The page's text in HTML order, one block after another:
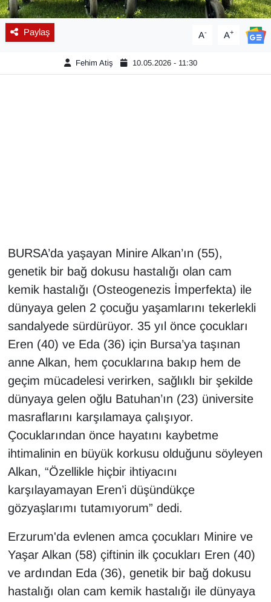
Paylaş A- A+
Fehim Atiş 10.05.2026 - 11:30
BURSA’da yaşayan Minire Alkan’ın (55),
genetik bir bağ dokusu hastalığı olan cam
kemik hastalığı (Osteogenezis İmperfekta) ile
dünyaya gelen 2 çocuğu yaşamlarını tekerlekli
sandalyede sürdürüyor. 35 yıl önce çocukları
Eren (40) ve Eda (36) için Bursa’ya taşınan
anne Alkan, hem çocuklarına bakıp hem de
geçim mücadelesi verirken, sağlıklı bir şekilde
dünyaya gelen oğlu Batuhan’ın (23) üniversite
masraflarını karşılamaya çalışıyor.
Çocuklarından önce hayatını kaybetme
ihtimalinin en büyük korkusu olduğunu söyleyen
Alkan, “Özellikle hiçbir ihtiyacını
karşılayamayan Eren’i düşündükçe
gözyaşlarımı tutamıyorum” dedi.
Erzurum'da evlenen amca çocukları Minire ve
Yaşar Alkan (58) çiftinin ilk çocukları Eren (40)
ve ardından Eda (36), genetik bir bağ dokusu
hastalığı olan cam kemik hastalığı ile dünyaya
En çok konuşulanlar
GENEL
Kamu Alımları
Kim Kimdir?
Kültür & Sanat
KURDÎ
MAGAZİN
ONE EKONOMİ
POLİTİKA
RÖPORTAJ
SAĞLIK